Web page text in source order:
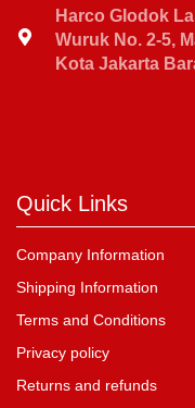
Harco Glodok
Wuruk No. 2-5,
Kota Jakarta
Quick Links
Company Information
Shipping Information
Terms and Conditions
Privacy policy
Returns and refunds